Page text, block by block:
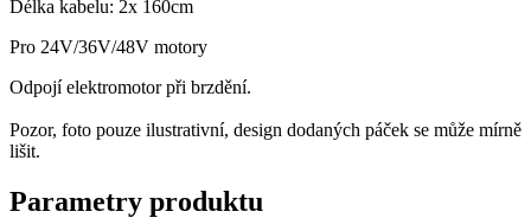
Délka kabelu: 2x 160cm
Pro 24V/36V/48V motory
Odpojí elektromotor při brzdění.
Pozor, foto pouze ilustrativní, design dodaných páček se může mírně
lišit.
Parametry produktu